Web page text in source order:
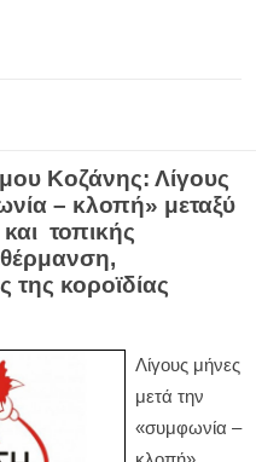
Κοζάνης: Λίγους
– κλοπή» μεταξύ
τοπικής
της κοροϊδίας
Λίγους μήνες
μετά την
«συμφωνία –